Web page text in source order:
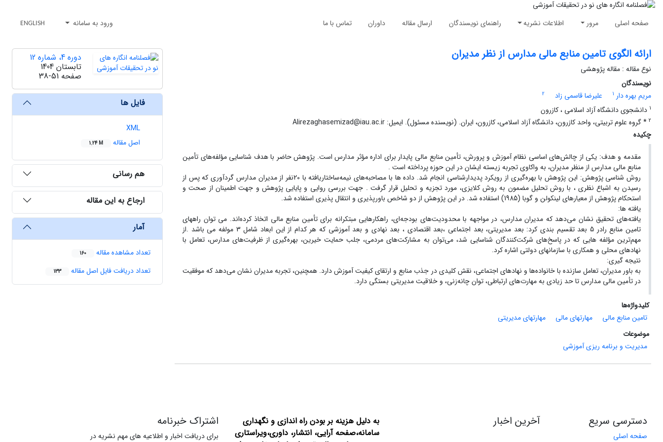
صفحه اصلی مرور اطلاعات نشریه راهنمای نویسندگان ارسال مقاله داوران تماس با ما ورود به سامانه ENGLISH
ارائه الگوی تامین منابع مالی مدارس از نظر مدیران
نوع مقاله : مقاله پژوهشی
نویسندگان
مریم بهره دار 1 علیرضا قاسمی زاد
2
1 دانشجوی دانشگاه آزاد اسلامی ، کازرون
2 * گروه علوم تربیتی، واحد کازرون، دانشگاه آزاد اسلامی، کازرون، ایران. (نویسنده مسئول). ایمیل: Alirezaghasemizad@iau.ac.ir
چکیده
مقدمه و هدف: یکی از چالش‌های اساسی نظام آموزش و پرورش، تأمین منابع مالی پایدار برای اداره مؤثر مدارس است. پژوهش حاضر با هدف شناسایی مؤلفه‌های تأمین
منابع مالی مدارس از منظر مدیران، به واکاوی تجربه زیسته ایشان در این حوزه پرداخته است .
روش شناسی پژوهش: این پژوهش با بهره‌گیری از رویکرد پدیدارشناسی انجام شد. داده ها با مصاحبه‌های نیمه‌ساختاریافته با 20نفر از مدیران مدارس گردآوری که پس از
رسیدن به اشباع نظری ، با روش تحلیل مضمون به روش کلایزی، مورد تجزیه و تحلیل قرار گرفت . جهت بررسی روایی و پایایی پژوهش و جهت اطمینان از صحت و
استحکام پژوهش از معیارهای لینکولن و گوبا (1985) استفاده شد. در این پژوهش از دو شاخص باورپذیری و انتقال پذیری استفاده شد.
یافته ها:
یافته‌های تحقیق نشان می‌دهد که مدیران مدارس، در مواجهه با محدودیت‌های بودجه‌ای، راهکارهایی مبتکرانه برای تأمین منابع مالی اتخاذ کرده‌اند. می توان راههای
تامین منابع رادر 5 بعد تقسیم بندی کرد: بعد مدیریتی، بعد اجتماعی ،بعد اقتصادی ، بعد نهادی و بعد آموزشی که هر کدام از این ابعاد شامل 3 مولفه می باشد .از
مهم‌ترین مؤلفه‌ هایی که در پاسخ‌های شرکت‌کنندگان شناسایی شد، می‌توان به مشارکت‌های مردمی، جلب حمایت خیرین، بهره‌گیری از ظرفیت‌های مدارس، تعامل با
نهادهای محلی و همکاری با سازمانهای دولتی اشاره کرد.
نتیجه گیری:
به باور مدیران، تعامل سازنده با خانواده‌ها و نهادهای اجتماعی، نقش کلیدی در جذب منابع و ارتقای کیفیت آموزش دارد. همچنین، تجربه مدیران نشان می‌دهد که موفقیت
در تأمین مالی مدارس تا حد زیادی به مهارت‌های ارتباطی، توان چانه‌زنی، و خلاقیت مدیریتی بستگی دارد.
کلیدواژه‌ها
تامین منابع مالی
مهارتهای مالی
مهارتهای مدیریتی
موضوعات
مدیریت و برنامه ریزی آموزشی
دوره 4، شماره 12
تابستان 1404
صفحه 38-51
فایل ها
XML
اصل مقاله
1.24 M
هم رسانی
ارجاع به این مقاله
آمار
تعداد مشاهده مقاله 160
تعداد دریافت فایل اصل مقاله 133
دسترسی سریع
صفحه اصلی
آخرین اخبار
به دلیل هزینه بر بودن راه اندازی و نگهداری
سامانه،صفحه آرایی، انتشار، داوری،ویراستاری
اشتراک خبرنامه
برای دریافت اخبار و اطلاعیه های مهم نشریه در